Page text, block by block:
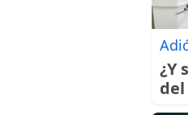
¿Y
del